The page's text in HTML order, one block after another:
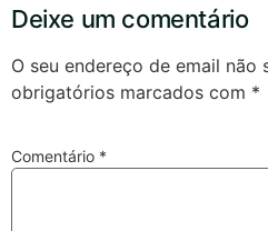
Deixe um comentário
O seu endereço de email não
obrigatórios marcados com *
Comentário *
Encontre o pneu
Válvulas TPMS